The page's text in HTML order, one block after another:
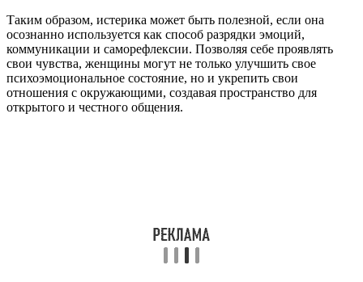
Таким образом, истерика может быть полезной, если она
осознанно используется как способ разрядки эмоций,
коммуникации и саморефлексии. Позволяя себе проявлять
свои чувства, женщины могут не только улучшить свое
психоэмоциональное состояние, но и укрепить свои
отношения с окружающими, создавая пространство для
открытого и честного общения.